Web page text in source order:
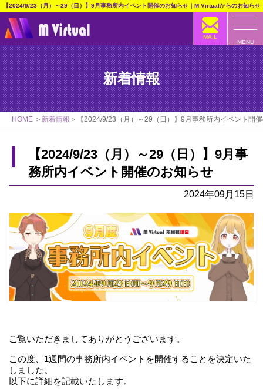
【2024/9/23（月）～29（日）】9月事務所内イベント開催のお知らせ｜M Virtualからのお知らせ
MENU
MAIL
新着情報
HOME 新着情報 【2024/9/23（月）～29（日）】9月事務所内イベント開
【2024/9/23（月）～29（日）】9月事
務所内イベント開催のお知らせ
2024年09月15日
ご覧いただきましてありがとうございます。
この度、1週間の事務所内イベントを開催することを決定いた
しました。
以下に詳細を記載いたします。